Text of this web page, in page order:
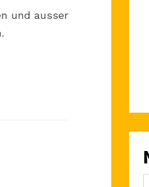
und ausser